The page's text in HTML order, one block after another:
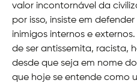
valor incontornável da
por isso, insiste em
inimigos internos e
de ser antissemita, racista,
desde que seja em nome
que hoje se entende como